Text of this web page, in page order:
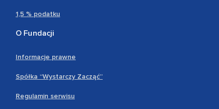
1,5 % podatku
O Fundacji
Informacje prawne
Spółka “Wystarczy Zacząć”
Regulamin serwisu